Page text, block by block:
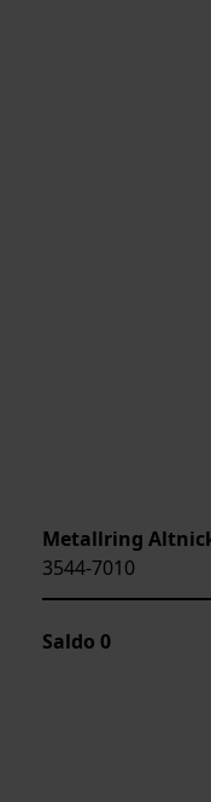
Metallring
3544-7010
Saldo 0